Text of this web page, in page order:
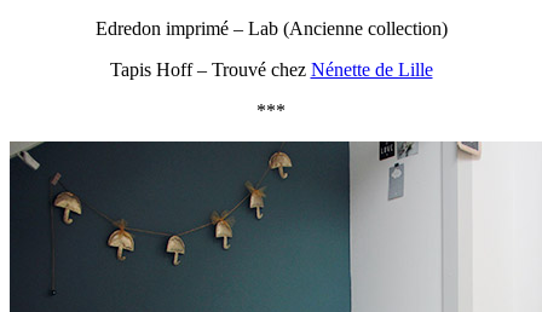
Edredon imprimé – Lab (Ancienne collection)
Tapis Hoff – Trouvé chez Nénette de Lille
***